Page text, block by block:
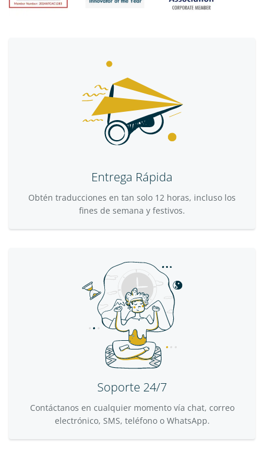
Entrega Rápida
Obtén traducciones en tan solo 12 horas, incluso los
fines de semana y festivos.
Soporte 24/7
Contáctanos en cualquier momento vía chat, correo
electrónico, SMS, teléfono o WhatsApp.